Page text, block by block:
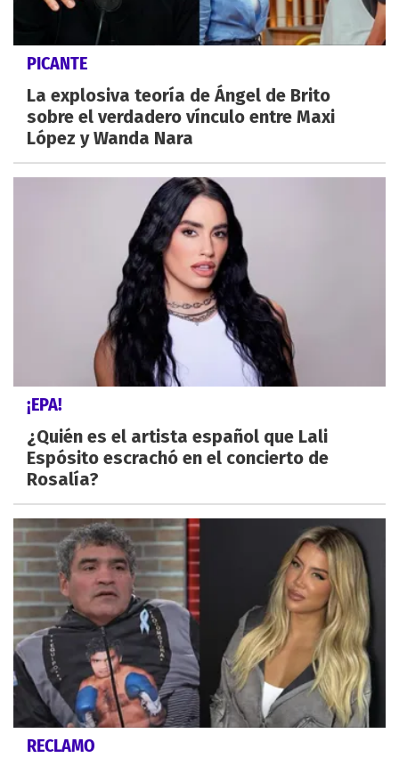
PICANTE
La explosiva teoría de Ángel de Brito
sobre el verdadero vínculo entre Maxi
López y Wanda Nara
¡EPA!
¿Quién es el artista español que Lali
Espósito escrachó en el concierto de
Rosalía?
RECLAMO